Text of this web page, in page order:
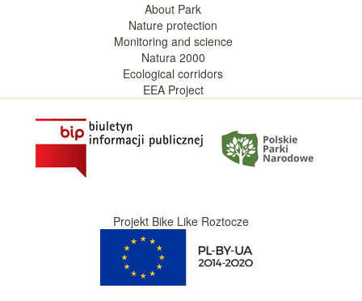
About Park
Nature protection
Monitoring and science
Natura 2000
Ecological corridors
EEA Project
Projekt Bike Like Roztocze